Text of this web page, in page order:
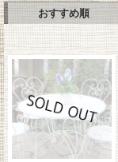
おすすめ順